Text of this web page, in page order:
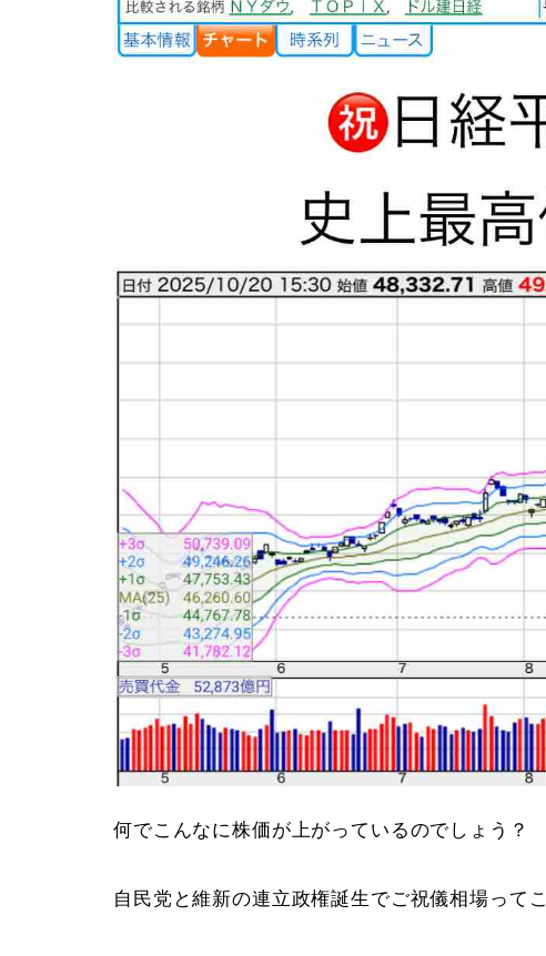
何でこんなに株価が上がっているのでしょう？
自民党と維新の連立政権誕生でご祝儀相場って